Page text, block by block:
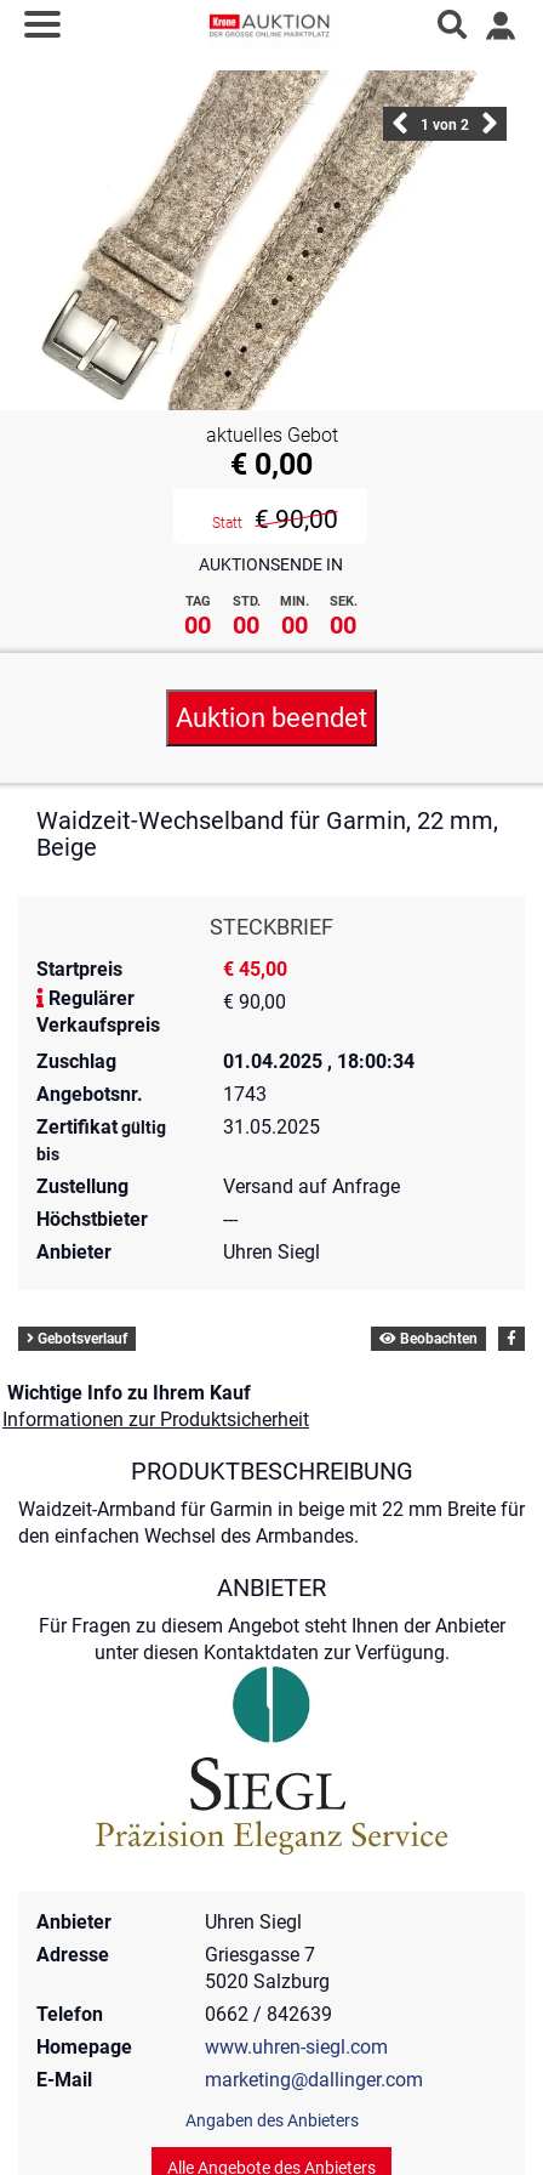
1 von 2
AUKTIONSENDE IN
TAG STD. MIN. SEK.
00 00 00 00
aktuelles Gebot
€ 0,00
Statt € 90,00
Auktion beendet
Waidzeit-Wechselband für Garmin, 22 mm,
Beige
STECKBRIEF
Startpreis
€ 45,00
Regulärer
Verkaufspreis
€ 90,00
Zuschlag
01.04.2025 , 18:00:34
Angebotsnr.
1743
Zertifikatgültig
bis
31.05.2025
Zustellung
Versand auf Anfrage
Höchstbieter
---
Anbieter
Uhren Siegl
Gebotsverlauf Beobachten
Wichtige Info zu Ihrem Kauf
Informationen zur Produktsicherheit
PRODUKTBESCHREIBUNG
Waidzeit-Armband für Garmin in beige mit 22 mm Breite für
den einfachen Wechsel des Armbandes.
ANBIETER
Für Fragen zu diesem Angebot steht Ihnen der Anbieter
unter diesen Kontaktdaten zur Verfügung.
Anbieter
Uhren Siegl
Adresse
Griesgasse 7
5020 Salzburg
Telefon
0662 / 842639
Homepage
www.uhren-siegl.com
E-Mail
marketing@dallinger.com
Angaben des Anbieters
Alle Angebote des Anbieters